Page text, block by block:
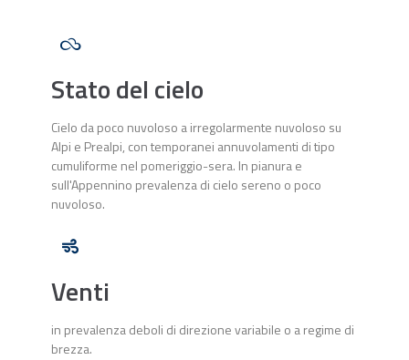
Stato del cielo
Cielo da poco nuvoloso a irregolarmente nuvoloso su
Alpi e Prealpi, con temporanei annuvolamenti di tipo
cumuliforme nel pomeriggio-sera. In pianura e
sull'Appennino prevalenza di cielo sereno o poco
nuvoloso.
Venti
in prevalenza deboli di direzione variabile o a regime di
brezza.